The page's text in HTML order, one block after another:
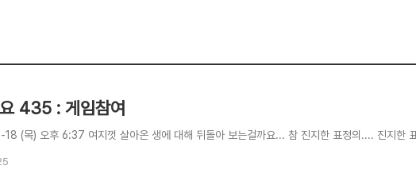
435 : 게임참여
(목) 오후 6:37 여지껏 살아온 생에 대해 뒤돌아 보는걸까요... 참 진지한 표정의.... 진지한